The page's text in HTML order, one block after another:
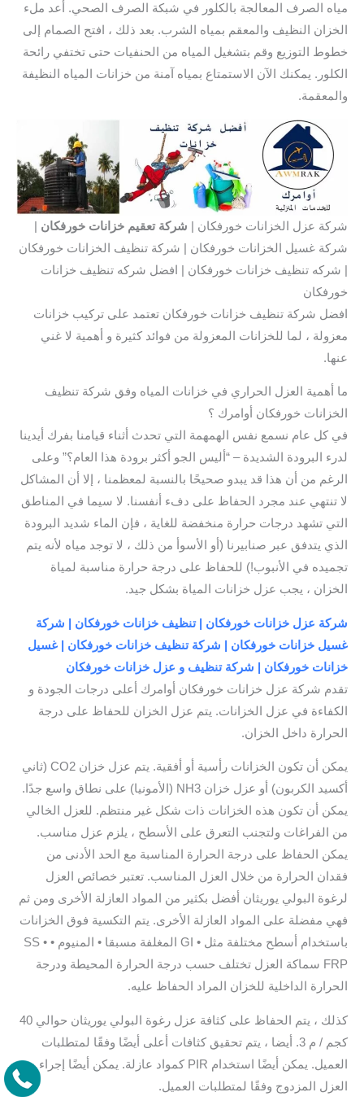
مياه الصرف المعالجة بالكلور في شبكة الصرف الصحي. أعد ملء
الخزان النظيف والمعقم بمياه الشرب. بعد ذلك ، افتح الصمام إلى
خطوط التوزيع وقم بتشغيل المياه من الحنفيات حتى تختفي رائحة
الكلور. يمكنك الآن الاستمتاع بمياه آمنة من خزانات المياه النظيفة
والمعقمة.
شركة عزل الخزانات خورفكان | شركة تعقيم خزانات خورفكان |
شركة غسيل الخزانات خورفكان | شركة تنظيف الخزانات خورفكان
| شركه تنظيف خزانات خورفكان | افضل شركه تنظيف خزانات
خورفكان
افضل شركة تنظيف خزانات خورفكان تعتمد على تركيب خزانات
معزولة ، لما للخزانات المعزولة من فوائد كثيرة و أهمية لا غني
عنها.
ما أهمية العزل الحراري في خزانات المياه وفق شركة تنظيف
الخزانات خورفكان أوامرك ؟
في كل عام نسمع نفس الهمهمة التي تحدث أثناء قيامنا بفرك أيدينا
لدرء البرودة الشديدة – “أليس الجو أكثر برودة هذا العام؟” وعلى
الرغم من أن هذا قد يبدو صحيحًا بالنسبة لمعظمنا ، إلا أن المشاكل
لا تنتهي عند مجرد الحفاظ على دفء أنفسنا. لا سيما في المناطق
التي تشهد درجات حرارة منخفضة للغاية ، فإن الماء شديد البرودة
الذي يتدفق عبر صنابيرنا (أو الأسوأ من ذلك ، لا توجد مياه لأنه يتم
تجميده في الأنبوب!) للحفاظ على درجة حرارة مناسبة لمياة
الخزان ، يجب عزل خزانات المياة بشكل جيد.
شركة عزل خزانات خورفكان | تنظيف خزانات خورفكان | شركة
غسيل خزانات خورفكان | شركة تنظيف خزانات خورفكان | غسيل
خزانات خورفكان | شركة تنظيف و عزل خزانات خورفكان
تقدم شركة عزل خزانات خورفكان أوامرك أعلى درجات الجودة و
الكفاءة في عزل الخزانات. يتم عزل الخزان للحفاظ على درجة
الحرارة داخل الخزان.
يمكن أن تكون الخزانات رأسية أو أفقية. يتم عزل خزان CO2 (ثاني
أكسيد الكربون) أو عزل خزان NH3 (الأمونيا) على نطاق واسع جدًا.
يمكن أن تكون هذه الخزانات ذات شكل غير منتظم. للعزل الخالي
من الفراغات ولتجنب التعرق على الأسطح ، يلزم عزل مناسب.
يمكن الحفاظ على درجة الحرارة المناسبة مع الحد الأدنى من
فقدان الحرارة من خلال العزل المناسب. تعتبر خصائص العزل
لرغوة البولي يوريثان أفضل بكثير من المواد العازلة الأخرى ومن ثم
فهي مفضلة على المواد العازلة الأخرى. يتم التكسية فوق الخزانات
باستخدام أسطح مختلفة مثل • GI المغلفة مسبقا • المنيوم • SS •
FRP سماكة العزل تختلف حسب درجة الحرارة المحيطة ودرجة
الحرارة الداخلية للخزان المراد الحفاظ عليه.
كذلك ، يتم الحفاظ على كثافة عزل رغوة البولي يوريثان حوالي 40
كجم / م 3. أيضا ، يتم تحقيق كثافات أعلى أيضًا وفقًا لمتطلبات
العميل. يمكن أيضًا استخدام PIR كمواد عازلة. يمكن أيضًا إجراء
العزل المزدوج وفقًا لمتطلبات العميل.